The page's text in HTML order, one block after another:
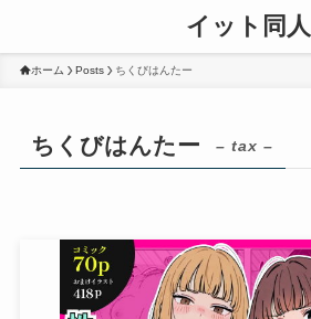
イット同人
ホーム Posts ちくびはんたー
ちくびはんたー – tax –